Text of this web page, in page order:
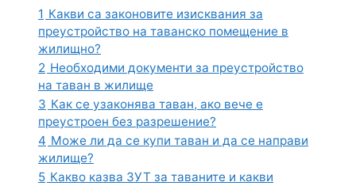
1 Какви са законовите изисквания за
преустройство на таванско помещение в
жилищно?
2 Необходими документи за преустройство
на таван в жилище
3 Как се узаконява таван, ако вече е
преустроен без разрешение?
4 Може ли да се купи таван и да се направи
жилище?
5 Какво казва ЗУТ за таваните и какви